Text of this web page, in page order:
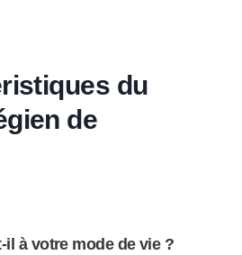
du
de
à votre mode de vie ?